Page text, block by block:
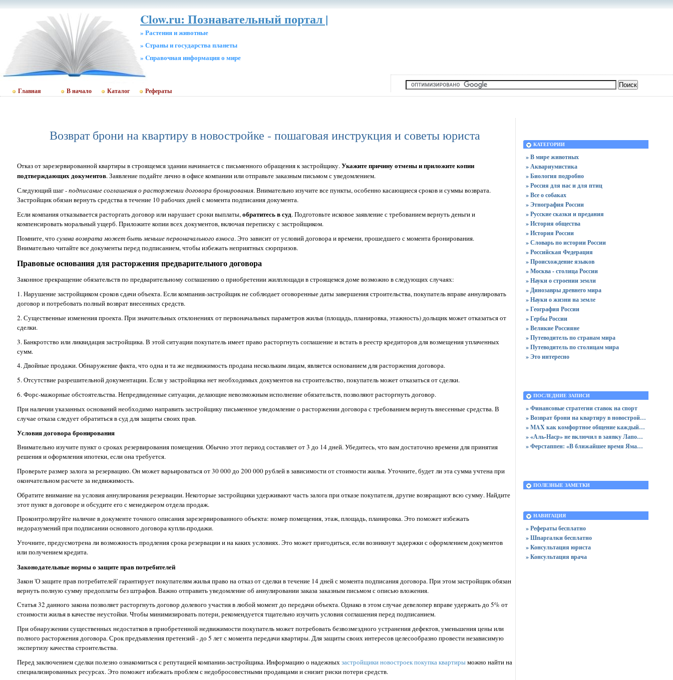
Clow.ru: Познавательный портал |
» Растения и животные
» Страны и государства планеты
» Cправочная информация о мире
Главная В начало Каталог Рефераты
Возврат брони на квартиру в новостройке - пошаговая инструкция и советы юриста
Отказ от зарезервированной квартиры в строящемся здании начинается с письменного обращения к застройщику.Укажите причину отмены и приложите копии
подтверждающих документов. Заявление подайте лично в офисе компании или отправьте заказным письмом с уведомлением.
Следующий шаг -подписание соглашения о расторжении договора бронирования. Внимательно изучите все пункты, особенно касающиеся сроков и суммы возврата.
Застройщик обязан вернуть средства в течение 10 рабочих дней с момента подписания документа.
Если компания отказывается расторгать договор или нарушает сроки выплаты,обратитесь в суд. Подготовьте исковое заявление с требованием вернуть деньги и
компенсировать моральный ущерб. Приложите копии всех документов, включая переписку с застройщиком.
Помните, что сумма возврата может быть меньше первоначального взноса. Это зависит от условий договора и времени, прошедшего с момента бронирования.
Внимательно читайте все документы перед подписанием, чтобы избежать неприятных сюрпризов.
Правовые основания для расторжения предварительного договора
Законное прекращение обязательств по предварительному соглашению о приобретении жилплощади в строящемся доме возможно в следующих случаях:
1. Нарушение застройщиком сроков сдачи объекта. Если компания-застройщик не соблюдает оговоренные даты завершения строительства, покупатель вправе аннулировать
договор и потребовать полный возврат внесенных средств.
2. Существенные изменения проекта. При значительных отклонениях от первоначальных параметров жилья (площадь, планировка, этажность) дольщик может отказаться от
сделки.
3. Банкротство или ликвидация застройщика. В этой ситуации покупатель имеет право расторгнуть соглашение и встать в реестр кредиторов для возмещения уплаченных
сумм.
4. Двойные продажи. Обнаружение факта, что одна и та же недвижимость продана нескольким лицам, является основанием для расторжения договора.
5. Отсутствие разрешительной документации. Если у застройщика нет необходимых документов на строительство, покупатель может отказаться от сделки.
6. Форс-мажорные обстоятельства. Непредвиденные ситуации, делающие невозможным исполнение обязательств, позволяют расторгнуть договор.
При наличии указанных оснований необходимо направить застройщику письменное уведомление о расторжении договора с требованием вернуть внесенные средства. В
случае отказа следует обратиться в суд для защиты своих прав.
Условия договора бронирования
Внимательно изучите пункт о сроках резервирования помещения. Обычно этот период составляет от 3 до 14 дней. Убедитесь, что вам достаточно времени для принятия
решения и оформления ипотеки, если она требуется.
Проверьте размер залога за резервацию. Он может варьироваться от 30 000 до 200 000 рублей в зависимости от стоимости жилья. Уточните, будет ли эта сумма учтена при
окончательном расчете за недвижимость.
Обратите внимание на условия аннулирования резервации. Некоторые застройщики удерживают часть залога при отказе покупателя, другие возвращают всю сумму. Найдите
этот пункт в договоре и обсудите его с менеджером отдела продаж.
Проконтролируйте наличие в документе точного описания зарезервированного объекта: номер помещения, этаж, площадь, планировка. Это поможет избежать
недоразумений при подписании основного договора купли-продажи.
Уточните, предусмотрена ли возможность продления срока резервации и на каких условиях. Это может пригодиться, если возникнут задержки с оформлением документов
или получением кредита.
Законодательные нормы о защите прав потребителей
Закон 'О защите прав потребителей' гарантирует покупателям жилья право на отказ от сделки в течение 14 дней с момента подписания договора. При этом застройщик обязан
вернуть полную сумму предоплаты без штрафов. Важно отправить уведомление об аннулировании заказа заказным письмом с описью вложения.
Статья 32 данного закона позволяет расторгнуть договор долевого участия в любой момент до передачи объекта. Однако в этом случае девелопер вправе удержать до 5% от
стоимости жилья в качестве неустойки. Чтобы минимизировать потери, рекомендуется тщательно изучить условия соглашения перед подписанием.
При обнаружении существенных недостатков в приобретенной недвижимости покупатель может потребовать безвозмездного устранения дефектов, уменьшения цены или
полного расторжения договора. Срок предъявления претензий - до 5 лет с момента передачи квартиры. Для защиты своих интересов целесообразно провести независимую
экспертизу качества строительства.
Перед заключением сделки полезно ознакомиться с репутацией компании-застройщика. Информацию о надежныхзастройщики новостроек покупка квартирыможно найти на
специализированных ресурсах. Это поможет избежать проблем с недобросовестными продавцами и снизит риски потери средств.
КАТЕГОРИИ
» В мире животных
» Аквариумистика
» Биология подробно
» Россия для нас и для птиц
» Все о собаках
» Этнография России
» Русские сказки и предания
» История общества
» История России
» Словарь по истории России
» Российская Федерация
» Происхождение языков
» Москва - столица России
» Науки о строении земли
» Динозавры древнего мира
» Науки о жизни на земле
» География России
» Гербы России
» Великие Россияне
» Путеводитель по странам мира
» Путеводитель по столицам мира
» Это интересно
ПОСЛЕДНИЕ ЗАПИСИ
» Финансовые стратегии ставок на спорт
» Возврат брони на квартиру в новостройке - пошаговая инструкция и советы юриста
» MAX как комфортное общение каждый день: звонки без ограничений и файлы до 4 ГБ
» «Аль-Наср» не включил в заявку Лапорта после срыва трансфера в «Атлетик»
» Ферстаппен: «В ближайшее время Ямаль получит «Золотой мяч»
ПОЛЕЗНЫЕ ЗАМЕТКИ
НАВИГАЦИЯ
» Рефераты бесплатно
» Шпаргалки бесплатно
» Консультация юриста
» Консультация врача